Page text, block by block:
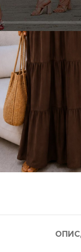
to enlarge
ОПИС